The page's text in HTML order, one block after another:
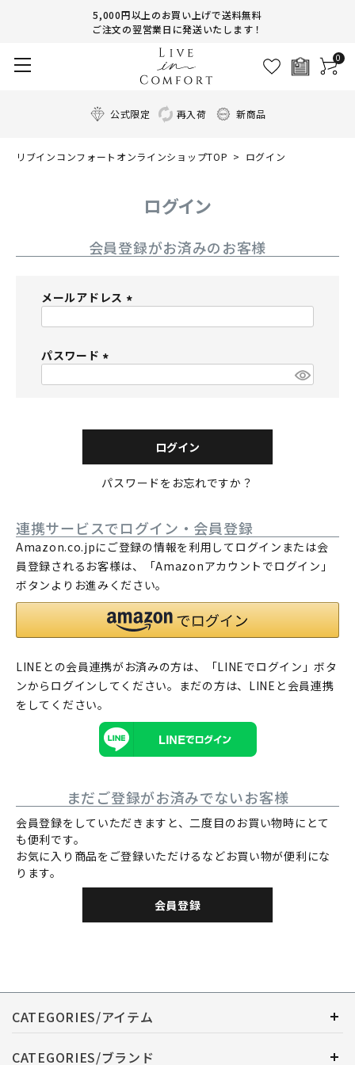
5,000円以上のお買い上げで送料無料
ご注文の翌営業日に発送いたします！
0
公式限定 再入荷 新商品
リブインコンフォートオンラインショップTOP ログイン
ログイン
会員登録がお済みのお客様
メールアドレス
パスワード
)
ログイン
パスワードをお忘れですか？
連携サービスでログイン・会員登録
Amazon.co.jpにご登録の情報を利用してログインまたは会
員登録されるお客様は、「Amazonアカウントでログイン」
ボタンよりお進みください。
LINEとの会員連携がお済みの方は、「LINEでログイン」ボタ
ンからログインしてください。まだの方は、 LINEと会員連携
をしてください。
まだご登録がお済みでないお客様
会員登録をしていただきますと、二度目のお買い物時にとて
も便利です。
お気に入り商品をご登録いただけるなどお買い物が便利にな
ります。
会員登録
CATEGORIES/アイテム
CATEGORIES/ブランド